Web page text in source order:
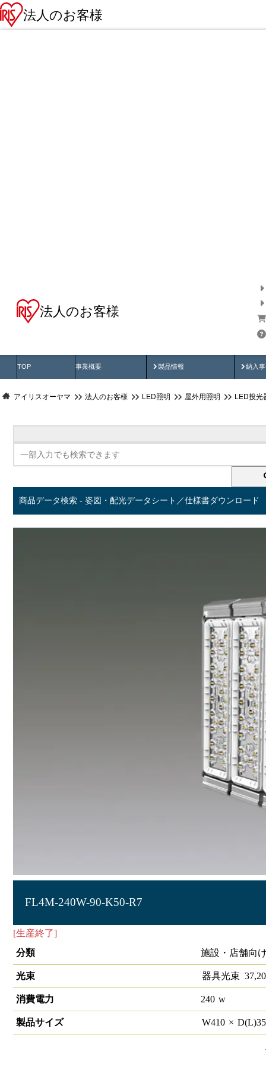
法人のお客様
法人のお客様
TOP 事業概要 製品情報
製品動画 納入
納
アイリスオーヤマ 法人のお客様 LED照明 屋外用照明 LED投光
商品データ検索 - 姿図・配光データシート／仕様書ダウンロード
FL4M-240W-90-K50-R7
[生産終了]
分類
施設・店舗向
光束 器具光束
消費電力 240 w
製品サイズ W410 × D(L)